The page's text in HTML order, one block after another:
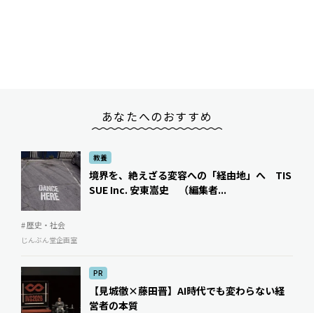
あなたへのおすすめ
教養
境界を、絶えざる変容への「経由地」へ TIS
SUE Inc. 安東嵩史 （編集者...
# 歴史・社会
じんぶん堂企画室
PR
【見城徹×藤田晋】AI時代でも変わらない経
営者の本質